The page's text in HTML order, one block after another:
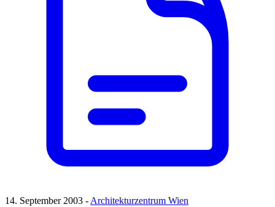
14. September 2003 -Architekturzentrum Wien